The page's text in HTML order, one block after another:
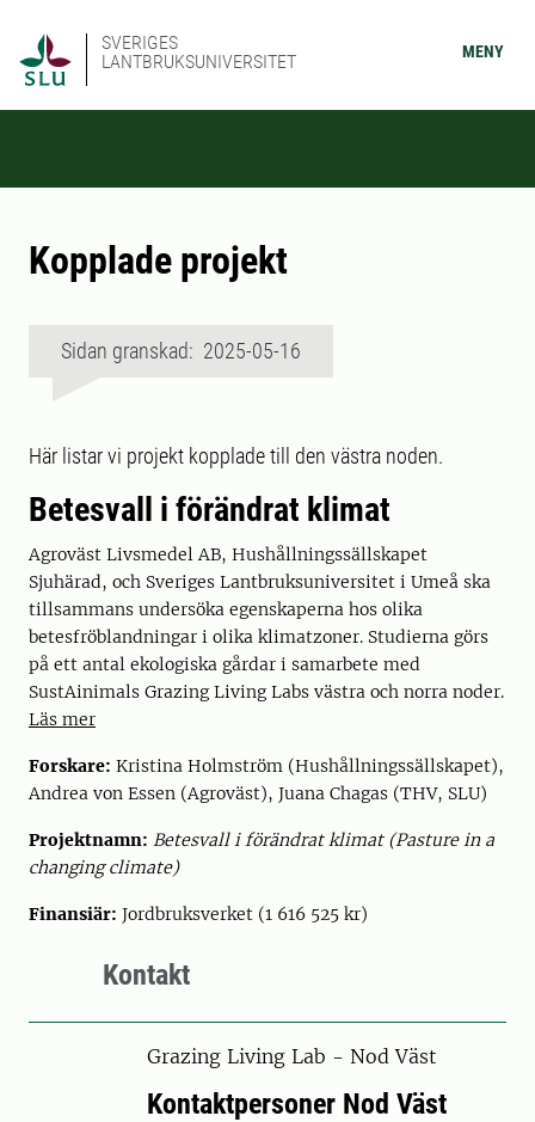
SVERIGES
LANTBRUKSUNIVERSITET
MENY
Kopplade projekt
Sidan granskad: 2025-05-16
Här listar vi projekt kopplade till den västra noden.
Betesvall i förändrat klimat
Agroväst Livsmedel AB, Hushållningssällskapet
Sjuhärad, och Sveriges Lantbruksuniversitet i Umeå ska
tillsammans undersöka egenskaperna hos olika
betesfröblandningar i olika klimatzoner. Studierna görs
på ett antal ekologiska gårdar i samarbete med
SustAinimals Grazing Living Labs västra och norra noder.
Läs mer
Forskare: Kristina Holmström (Hushållningssällskapet),
Andrea von Essen (Agroväst), Juana Chagas (THV, SLU)
Projektnamn: Betesvall i förändrat klimat (Pasture in a
changing climate)
Finansiär: Jordbruksverket (1 616 525 kr)
Kontakt
Grazing Living Lab - Nod Väst
Kontaktpersoner Nod Väst